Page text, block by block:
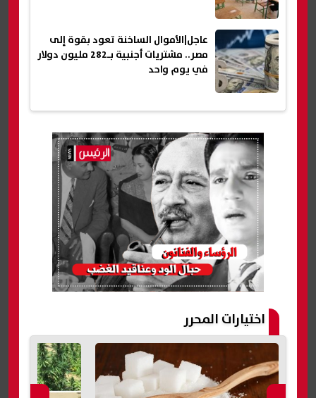
عاجل|الأموال الساخنة تعود بقوة إلى
مصر.. مشتريات أجنبية بـ282 مليون دولار
في يوم واحد
اختيارات المحرر